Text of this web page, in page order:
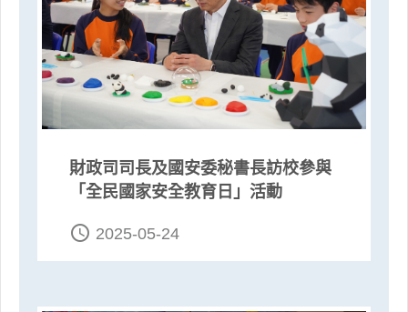
財政司司長及國安委秘書長訪校參與
「全民國家安全教育日」活動
access_time 2025-05-24